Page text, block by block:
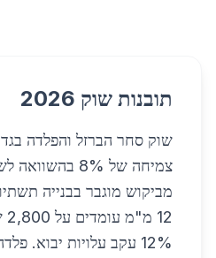
תובנות שוק 2026
צמיחה של 8%
מביקוש מוגבר בבנייה